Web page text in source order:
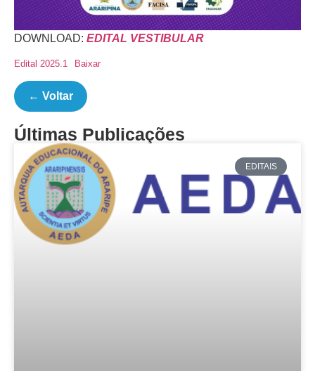
DOWNLOAD: EDITAL VESTIBULAR
Edital 2025.1 Baixar
← Voltar
Últimas Publicações
EDITAIS